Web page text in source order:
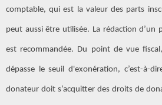
comptable, qui est la valeur des parts
peut aussi être utilisée. La rédaction d’un
est recommandée. Du point de vue
dépasse le seuil d'exonération, c’est-à-
donateur doit s’acquitter des droits de